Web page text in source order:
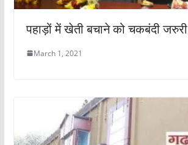
पहाड़ों में खेती बचाने को चकबंदी जरुरी
March 1, 2021